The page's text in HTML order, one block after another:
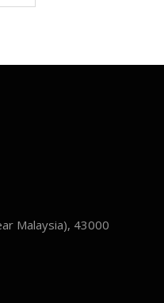
Malaysia), 43000